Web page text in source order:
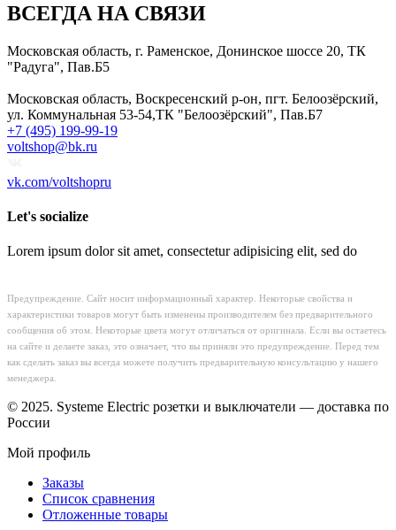
ВСЕГДА НА СВЯЗИ
Московская область, г. Раменское, Донинское шоссе 20, ТК
"Радуга", Пав.Б5
Московская область, Воскресенский р-он, пгт. Белоозёрский,
ул. Коммунальная 53-54,ТК "Белоозёрский", Пав.Б7
+7 (495) 199-99-19
voltshop@bk.ru
vk.com/voltshopru
Let's socialize
Lorem ipsum dolor sit amet, consectetur adipisicing elit, sed do
Предупреждение. Сайт носит информационный характер. Некоторые свойства и
характеристики товаров могут быть изменены производителем без предварительного
сообщения об этом. Некоторые цвета могут отличаться от оригинала. Если вы остаетесь
на сайте и делаете заказ, это означает, что вы приняли это предупреждение. Перед тем
как сделать заказ вы всегда можете получить предварительную консультацию у нашего
менеджера.
© 2025. Systeme Electric розетки и выключатели — доставка по
России
Мой профиль
Заказы
Список сравнения
Отложенные товары